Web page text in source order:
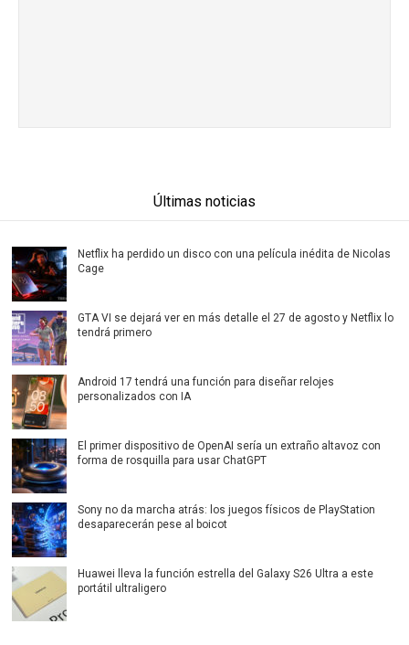
Últimas noticias
Netflix ha perdido un disco con una película inédita de Nicolas
Cage
GTA VI se dejará ver en más detalle el 27 de agosto y Netflix lo
tendrá primero
Android 17 tendrá una función para diseñar relojes
personalizados con IA
El primer dispositivo de OpenAI sería un extraño altavoz con
forma de rosquilla para usar ChatGPT
Sony no da marcha atrás: los juegos físicos de PlayStation
desaparecerán pese al boicot
Huawei lleva la función estrella del Galaxy S26 Ultra a este
portátil ultraligero